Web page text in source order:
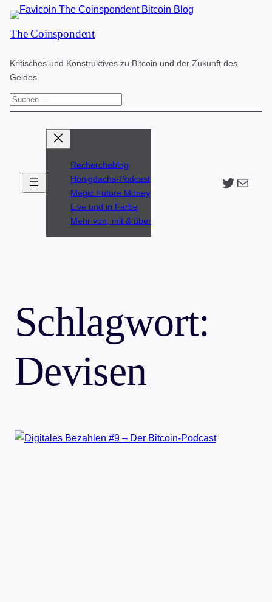
Zum
Inhalt
The Coinspondent
Kritisches und Konstruktives zu Bitcoin und der Zukunft des
Geldes
S
Rechercheblog
Honigdachs-Podcast
Magic Future Money
Live und in Farbe
Mehr von, mit & über
Twitter
The
Schlagwort:
Devisen